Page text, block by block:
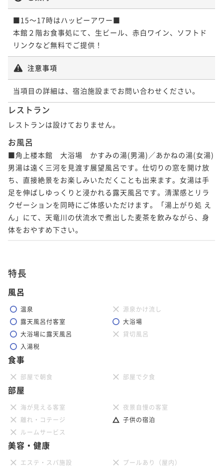
【翠上楼・露草】露天風呂が付いた2階建
てメゾネット
54平米 禁煙 無料Wi-Fi
和洋室（ツイン）
¥68,310~
2名 ¥ 63,528 ~
67平米 禁煙 無料Wi-Fi
和洋室（ツイン）
ポイント即利用で最大7％OFF
¥72,270~
2名 ¥ 67,211 ~
■15～17時はハッピーアワー■
本館２階お食事処にて、生ビール、赤白ワイン、ソフトド
リンクなど無料でご提供！
注意事項
当項目の詳細は、宿泊施設までお問い合わせください。
レストラン
レストランは設けておりません。
お風呂
■角上楼本館　大浴場　かすみの湯(男湯)／あかねの湯(女湯)
男湯は遠く三河を見渡す展望風呂です。仕切りの窓を開け放
ち、直接絶景をお楽しみいただくことも出来ます。女湯は手
足を伸ばしゆっくりと浸かれる露天風呂です。清潔感とリラ
クゼーションを同時にご体感いただけます。「湯上がり処 え
ん」にて、天竜川の伏流水で煮出した麦茶を飲みながら、身
体をおやすめ下さい。
特長
風呂
温泉
源泉かけ流し
露天風呂付客室
大浴場
大浴場に露天風呂
貸切風呂
入湯税
食事
部屋で朝食 部屋で夕食
部屋
海が見える客室
夜景自慢の客室
離れ・コテージ
子供の宿泊
ルームサービス
美容・健康
エステ・スパ施設
プールあり（屋内）